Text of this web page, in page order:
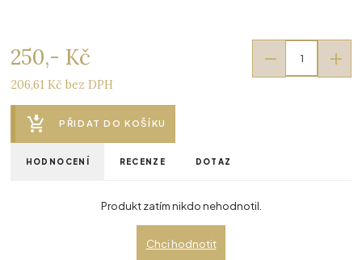
250,- Kč
206,61 Kč bez DPH
PŘIDAT DO KOŠÍKU
HODNOCENÍ RECENZE DOTAZ
Produkt zatím nikdo nehodnotil.
Chci hodnotit